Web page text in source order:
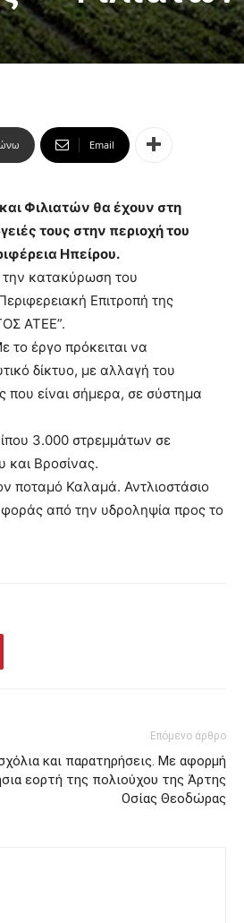
Email
Φιλιατών θα έχουν στη
τους στην περιοχή του
Ηπείρου.
την κατακύρωση του
Επιτροπή της
ΑΤΕΕ”.
το έργο πρόκειται να
δίκτυο, με αλλαγή του
που είναι σήμερα, σε σύστημα
3.000 στρεμμάτων σε
και Βροσίνας.
ποταμό Καλαμά. Αντλιοστάσιο
από την υδροληψία προς το
Επόμενο άρθρο
και παρατηρήσεις. Με αφορμή
εορτή της πολιούχου της Άρτης
Οσίας Θεοδώρας